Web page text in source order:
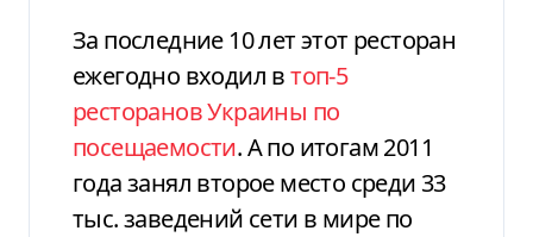
За последние 10 лет этот ресторан
ежегодно входил втоп-5
ресторанов Украины по
посещаемости. А по итогам 2011
года занял второе место среди 33
тыс. заведений сети в мире по